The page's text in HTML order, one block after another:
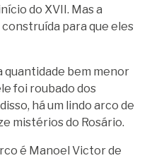
do XVII. Mas a
para que eles
quantidade bem menor
foi roubado dos
há um lindo arco de
mistérios do Rosário.
é Manoel Victor de